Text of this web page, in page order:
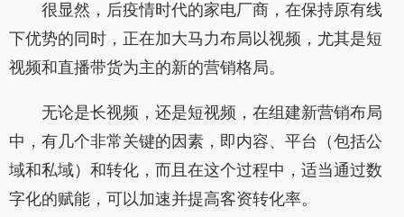
很显然，后疫情时代的家电厂商，在保持原有线
下优势的同时，正在加大马力布局以视频，尤其是短
视频和直播带货为主的新的营销格局。
无论是长视频，还是短视频，在组建新营销布局
中，有几个非常关键的因素，即内容、平台（包括公
域和私域）和转化，而且在这个过程中，适当通过数
字化的赋能，可以加速并提高客资转化率。